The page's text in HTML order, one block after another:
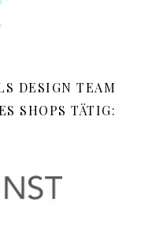
DESIGN TEAM
SHOPS TÄTIG: